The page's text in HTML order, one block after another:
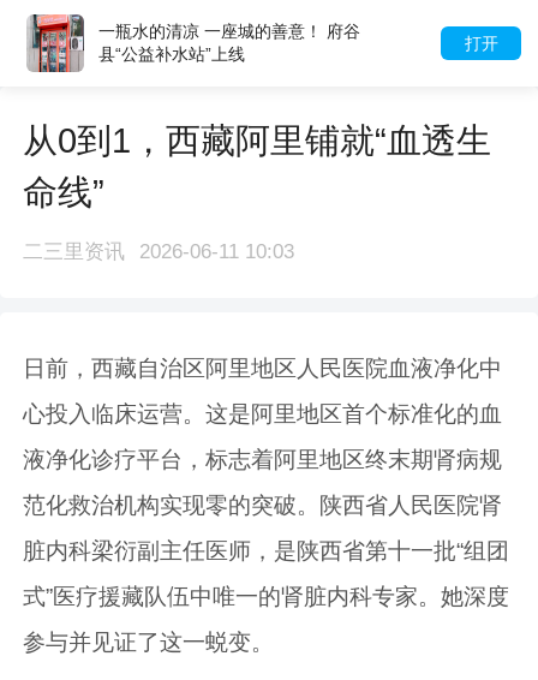
打开
一瓶水的清凉 一座城的善意！ 府谷
县“公益补水站”上线
从0到1，西藏阿里铺就“血透生
命线”
二三里资讯 2026-06-11 10:03
日前，西藏自治区阿里地区人民医院血液净化中
心投入临床运营。这是阿里地区首个标准化的血
液净化诊疗平台，标志着阿里地区终末期肾病规
范化救治机构实现零的突破。陕西省人民医院肾
脏内科梁衍副主任医师，是陕西省第十一批“组团
式”医疗援藏队伍中唯一的肾脏内科专家。她深度
参与并见证了这一蜕变。